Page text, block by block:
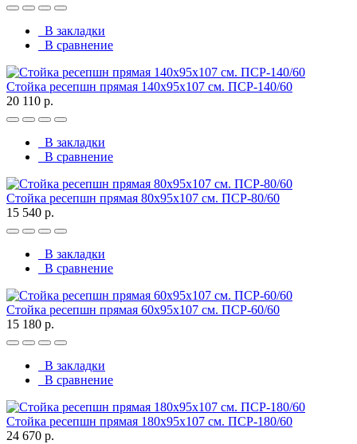
В закладки
В сравнение
Стойка ресепшн прямая 140х95х107 см. ПСР-140/60
20 110 р.
В закладки
В сравнение
Стойка ресепшн прямая 80х95х107 см. ПСР-80/60
15 540 р.
В закладки
В сравнение
Стойка ресепшн прямая 60х95х107 см. ПСР-60/60
15 180 р.
В закладки
В сравнение
Стойка ресепшн прямая 180х95х107 см. ПСР-180/60
24 670 р.